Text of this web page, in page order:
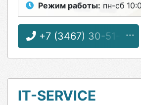
Режим работы: пн-сб
+7 (3467) 30-51-15
IT-SERVICE